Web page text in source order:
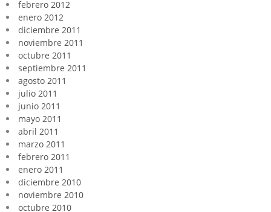
febrero 2012
enero 2012
diciembre 2011
noviembre 2011
octubre 2011
septiembre 2011
agosto 2011
julio 2011
junio 2011
mayo 2011
abril 2011
marzo 2011
febrero 2011
enero 2011
diciembre 2010
noviembre 2010
octubre 2010